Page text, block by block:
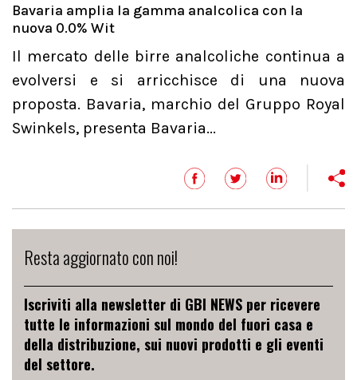
Bavaria amplia la gamma analcolica con la
nuova 0.0% Wit
Il mercato delle birre analcoliche continua a
evolversi e si arricchisce di una nuova
proposta. Bavaria, marchio del Gruppo Royal
Swinkels, presenta Bavaria...
Resta aggiornato con noi!
Iscriviti alla newsletter di GBI NEWS per ricevere
tutte le informazioni sul mondo del fuori casa e
della distribuzione, sui nuovi prodotti e gli eventi
del settore.